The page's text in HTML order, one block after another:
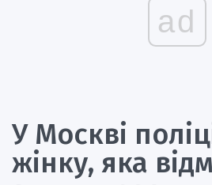
ad
У Москві
жінку, яка